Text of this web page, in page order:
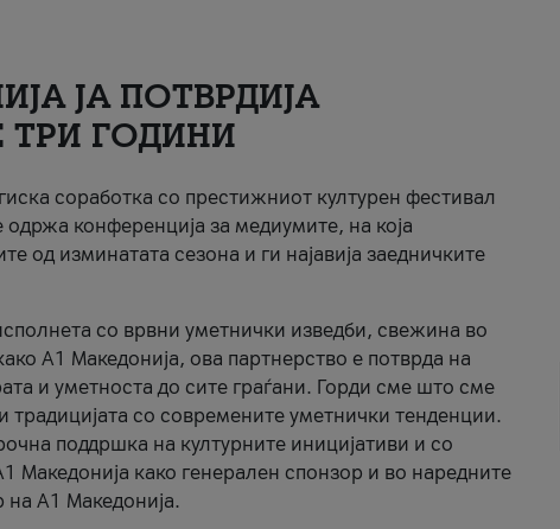
ЈА ПОТВРДИЈА
ТРИ ГОДИНИ
соработка со престижниот културен фестивал
конференција за медиумите, на која
од изминатата сезона и ги најавија заедничките
со врвни уметнички изведби, свежина во
A1 Македонија, ова партнерство е потврда на
и уметноста до сите граѓани. Горди сме што сме
со современите уметнички тенденции.
поддршка на културните иницијативи и со
Македонија како генерален спонзор и во наредните
на A1 Македонија.